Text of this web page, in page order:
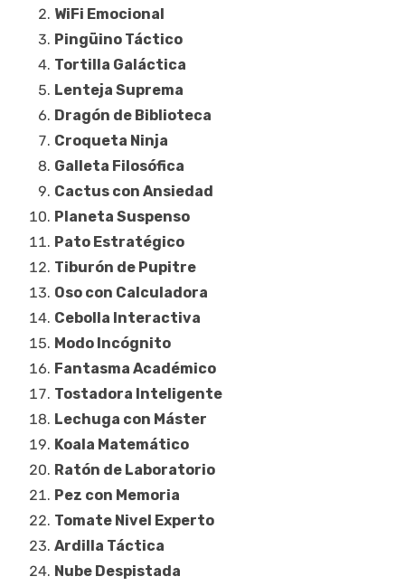
WiFi Emocional
Pingüino Táctico
Tortilla Galáctica
Lenteja Suprema
Dragón de Biblioteca
Croqueta Ninja
Galleta Filosófica
Cactus con Ansiedad
Planeta Suspenso
Pato Estratégico
Tiburón de Pupitre
Oso con Calculadora
Cebolla Interactiva
Modo Incógnito
Fantasma Académico
Tostadora Inteligente
Lechuga con Máster
Koala Matemático
Ratón de Laboratorio
Pez con Memoria
Tomate Nivel Experto
Ardilla Táctica
Nube Despistada